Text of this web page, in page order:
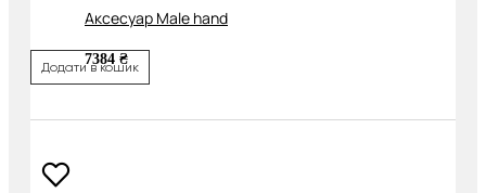
Аксесуар Male hand
7384 ₴
Додати в кошик